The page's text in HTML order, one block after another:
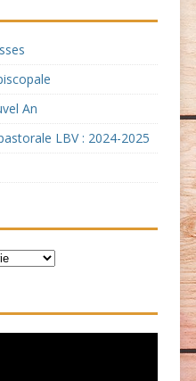
An
LBV : 2024-2025